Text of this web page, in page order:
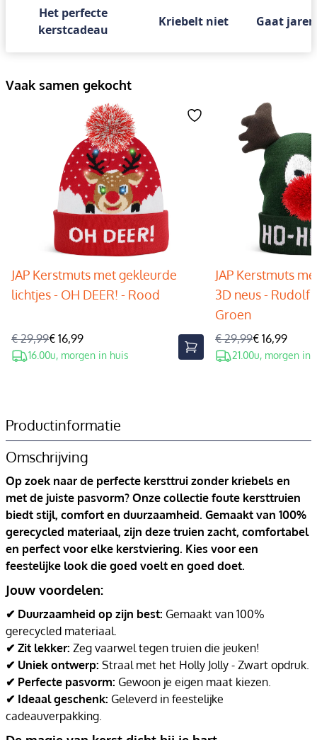
Het perfecte
kerstcadeau
Kriebelt niet Gaat
Vaak samen gekocht
JAP Kerstmuts met gekleurde
lichtjes - OH DEER! - Rood
€ 29,99€ 16,99
16.00u, morgen in huis
JAP Kerstmuts
3D neus - Rudolf
Groen
€ 29,99€ 16,99
21.00u, morgen in
Productinformatie
Omschrijving
Op zoek naar de perfecte kersttrui zonder kriebels en
met de juiste pasvorm? Onze collectie foute kersttruien
biedt stijl, comfort en duurzaamheid. Gemaakt van 100%
gerecycled materiaal, zijn deze truien zacht, comfortabel
en perfect voor elke kerstviering. Kies voor een
feestelijke look die goed voelt en goed doet.
Jouw voordelen:
✔ Duurzaamheid op zijn best: Gemaakt van 100%
gerecycled materiaal.
✔ Zit lekker: Zeg vaarwel tegen truien die jeuken!
✔ Uniek ontwerp: Straal met het Holly Jolly - Zwart opdruk.
✔ Perfecte pasvorm: Gewoon je eigen maat kiezen.
✔ Ideaal geschenk: Geleverd in feestelijke
cadeauverpakking.